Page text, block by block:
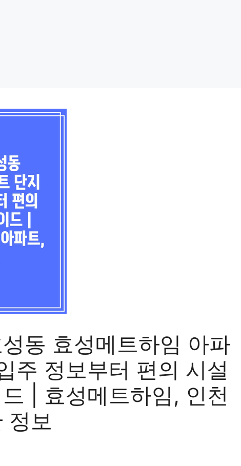
동 효성메트하임 아파
주 정보부터 편의 시설
| 효성메트하임, 인천
정보